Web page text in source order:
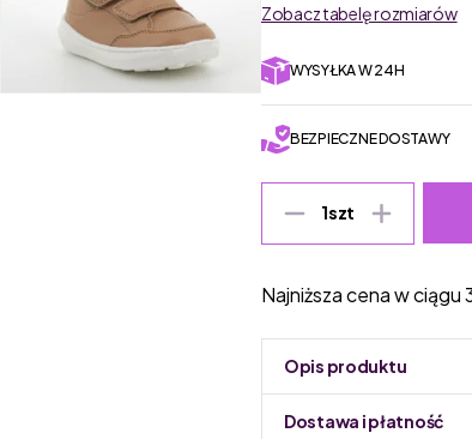
Zobacz tabelę rozmiarów
WYSYŁKA W 24H
BEZPIECZNE DOSTAWY
1szt
Najniższa cena w ciągu
Opis produktu
Dostawa i płatność